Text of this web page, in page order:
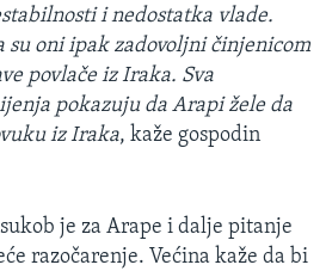
i nedostatka vlade.
oni ipak zadovoljni činjenicom
povlače iz Iraka. Sva
pokazuju da Arapi žele da
iz Iraka, kaže gospodin
je za Arape i dalje pitanje
razočarenje. Većina kaže da bi